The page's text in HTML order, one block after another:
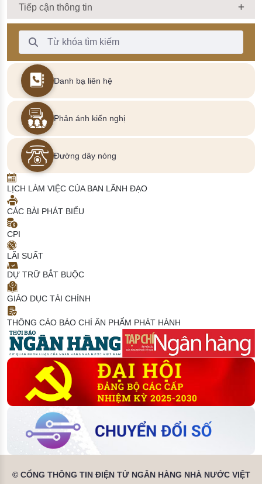
Tiếp cận thông tin
Thanh Tìm kiếm
Danh bạ liên hệ
Phản ánh kiến nghị
Đường dây nóng
LỊCH LÀM VIỆC CỦA BAN LÃNH ĐẠO
CÁC BÀI PHÁT BIỂU
CPI
LÃI SUẤT
DỰ TRỮ BẮT BUỘC
GIÁO DỤC TÀI CHÍNH
THÔNG CÁO BÁO CHÍ ẤN PHẨM PHÁT HÀNH
© CỔNG THÔNG TIN ĐIỆN TỬ NGÂN HÀNG NHÀ NƯỚC VIỆT